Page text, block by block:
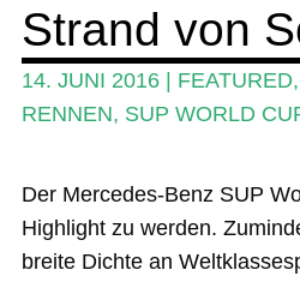
Ratgeber
Das Magazin
Stand Up Magazin TV
Mein Konto
Strand von
14. JUNI 2016| FEATURED,
RENNEN, SUP WORLD
Der Mercedes-Benz SUP
Highlight zu werden.
breite Dichte an